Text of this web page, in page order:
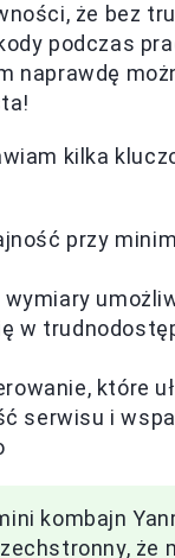
że bez
podczas
naprawdę
kilka
przy
w
które
serwisu i
kombajn
że